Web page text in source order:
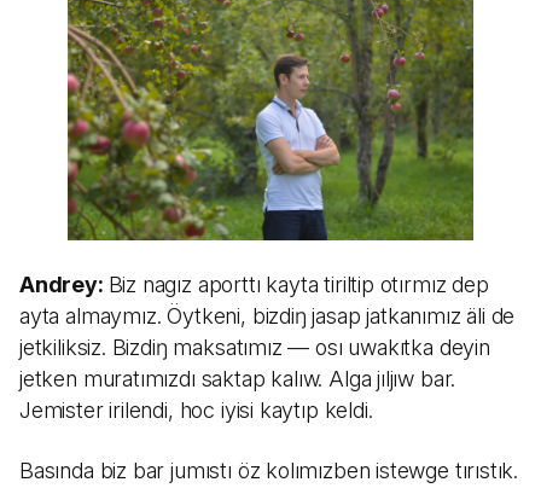
Andrey: Biz nagız aporttı kayta tiriltip otırmız dep
ayta almaymız. Öytkeni, bizdiŋ jasap jatkanımız äli de
jetkiliksiz. Bizdiŋ maksatımız — osı uwakıtka deyin
jetken muratımızdı saktap kalıw. Alga jıljıw bar.
Jemister irilendi, hoc iyisi kaytıp keldi.
Basında biz bar jumıstı öz kolımızben istewge tırıstık.